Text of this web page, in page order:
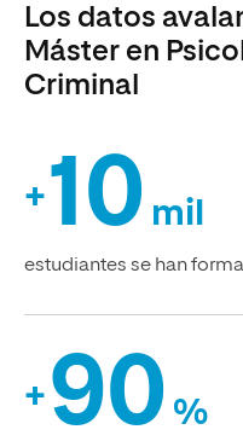
Los datos
Máster en
Criminal
+10 mil
estudiantes se han
+ 90 %